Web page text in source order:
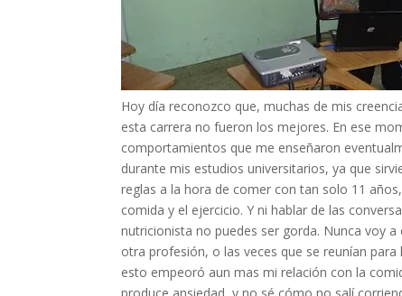
Hoy día reconozco que, muchas de mis
esta carrera no fueron los mejores. En ese
comportamientos que me enseñaron
durante mis estudios universitarios, ya que
reglas a la hora de comer con tan solo 11
comida y el ejercicio. Y ni hablar de las
nutricionista no puedes ser gorda. Nunca voy
otra profesión, o las veces que se reunían
esto empeoró aun mas mi relación con la